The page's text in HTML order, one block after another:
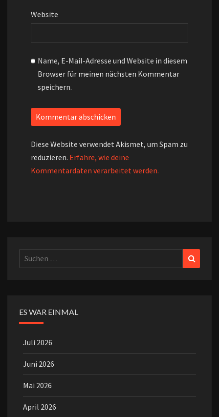
Website
Name, E-Mail-Adresse und Website in diesem
Browser für meinen nächsten Kommentar
speichern.
Diese Website verwendet Akismet, um Spam zu
reduzieren. Erfahre, wie deine
Kommentardaten verarbeitet werden.
Suchen
nach:
ES WAR EINMAL
Juli 2026
Juni 2026
Mai 2026
April 2026